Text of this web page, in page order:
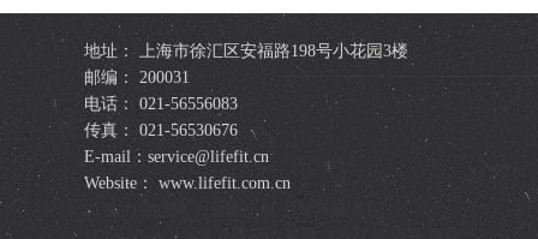
地址： 上海市徐汇区安福路198号小花园3楼
邮编： 200031
电话： 021-56556083
传真： 021-56530676
E-mail：service@lifefit.cn
Website： www.lifefit.com.cn
力健|力健官网|力健跑步机|力健器械|美国力